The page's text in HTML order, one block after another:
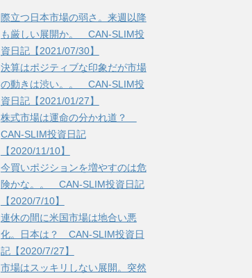
際立つ日本市場の弱さ。来週以降
も厳しい展開か。 CAN-SLIM投
資日記【2021/07/30】
決算はポジティブな印象だが市場
の動きは渋い。。 CAN-SLIM投
資日記【2021/01/27】
株式市場は運命の分かれ道？
CAN-SLIM投資日記
【2020/11/10】
今買いポジションを増やすのは危
険かな。。 CAN-SLIM投資日記
【2020/7/10】
連休の間に米国市場は地合い悪
化。日本は？ CAN-SLIM投資日
記【2020/7/27】
市場はスッキリしない展開。突然